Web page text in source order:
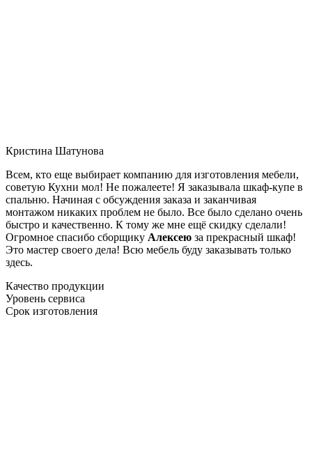
Кристина Шатунова
Всем, кто еще выбирает компанию для изготовления мебели,
советую Кухни мол! Не пожалеете! Я заказывала шкаф-купе в
спальню. Начиная с обсуждения заказа и заканчивая
монтажом никаких проблем не было. Все было сделано очень
быстро и качественно. К тому же мне ещё скидку сделали!
Огромное спасибо сборщику Алексею за прекрасный шкаф!
Это мастер своего дела! Всю мебель буду заказывать только
здесь.
Качество продукции
Уровень сервиса
Срок изготовления